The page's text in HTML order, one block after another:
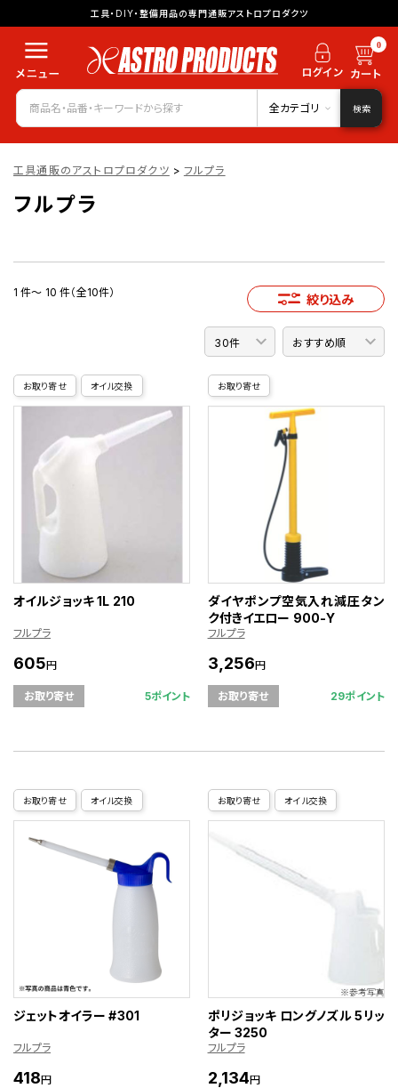
工具・DIY・整備用品の専門通販アストロプロダクツ
0
全カテゴリ 検索
工具通販のアストロプロダクツ > フルプラ
フルプラ
1 件～ 10 件（全10件） 絞り込み
お取り寄せ オイル交換
オイルジョッキ 1L 210
フルプラ
605円
お取り寄せ 5ポイント
お取り寄せ
ダイヤポンプ空気入れ減圧タン
ク付きイエロー 900-Y
フルプラ
3,256円
お取り寄せ 29ポイント
お取り寄せ オイル交換
ジェットオイラー #301
フルプラ
418円
お取り寄せ オイル交換
ポリジョッキ ロングノズル 5リッ
ター 3250
フルプラ
2,134円